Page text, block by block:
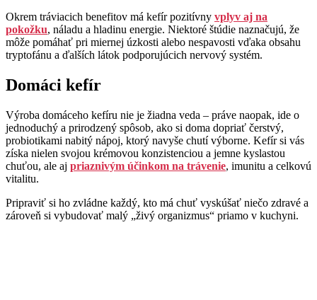
Okrem tráviacich benefitov má kefír pozitívny vplyv aj na
pokožku, náladu a hladinu energie. Niektoré štúdie naznačujú, že
môže pomáhať pri miernej úzkosti alebo nespavosti vďaka obsahu
tryptofánu a ďalších látok podporujúcich nervový systém.
Domáci kefír
Výroba domáceho kefíru nie je žiadna veda – práve naopak, ide o
jednoduchý a prirodzený spôsob, ako si doma dopriať čerstvý,
probiotikami nabitý nápoj, ktorý navyše chutí výborne. Kefír si vás
získa nielen svojou krémovou konzistenciou a jemne kyslastou
chuťou, ale aj priaznivým účinkom na trávenie, imunitu a celkovú
vitalitu.
Pripraviť si ho zvládne každý, kto má chuť vyskúšať niečo zdravé a
zároveň si vybudovať malý „živý organizmus“ priamo v kuchyni.